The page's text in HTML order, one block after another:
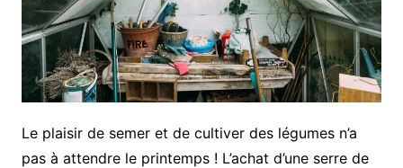
Le plaisir de semer et de cultiver des légumes n’a
pas à attendre le printemps ! L’achat d’une serre de